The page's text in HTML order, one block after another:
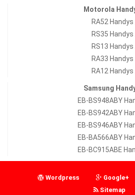
Motorola
RA52 Handys
RS35 Handys
RS13 Handys
RA33 Handys
RA12 Handys
Samsung
EB-BS948ABY
EB-BS942ABY
EB-BS946ABY
EB-BA566ABY
EB-BC915ABE
Wordpress Google+
Sitemap